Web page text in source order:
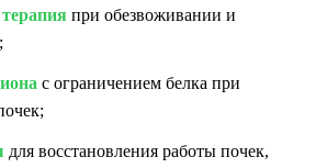
при обезвоживании и
с ограничением белка при
для восстановления работы почек,